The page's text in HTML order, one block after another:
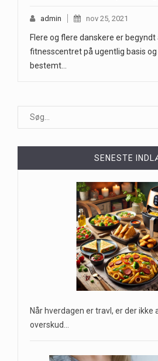
admin nov 25, 2021
Flere og flere danskere er begyndt
fitnesscentret på ugentlig basis
bestemt…
SENESTE
Når hverdagen er travl, er der ikke
overskud…